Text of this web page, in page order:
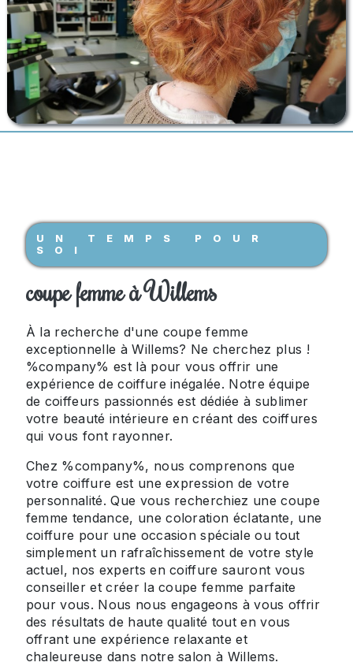
UN TEMPS POUR
SOI
coupe femme à Willems
À la recherche d'une coupe femme
exceptionnelle à Willems? Ne cherchez plus !
%company% est là pour vous offrir une
expérience de coiffure inégalée. Notre équipe
de coiffeurs passionnés est dédiée à sublimer
votre beauté intérieure en créant des coiffures
qui vous font rayonner.
Chez %company%, nous comprenons que
votre coiffure est une expression de votre
personnalité. Que vous recherchiez une coupe
femme tendance, une coloration éclatante, une
coiffure pour une occasion spéciale ou tout
simplement un rafraîchissement de votre style
actuel, nos experts en coiffure sauront vous
conseiller et créer la coupe femme parfaite
pour vous. Nous nous engageons à vous offrir
des résultats de haute qualité tout en vous
offrant une expérience relaxante et
chaleureuse dans notre salon à Willems.